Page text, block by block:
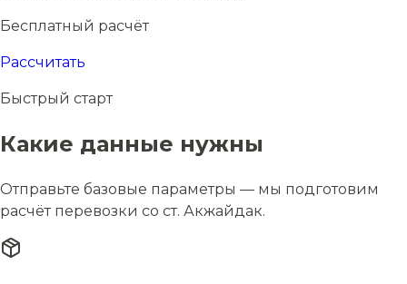
Бесплатный расчёт
Рассчитать
Быстрый старт
Какие данные нужны
Отправьте базовые параметры — мы подготовим
расчёт перевозки со ст. Акжайдак.